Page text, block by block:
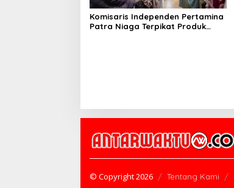
Komisaris Independen Pertamina
Patra Niaga Terpikat Produk
© Copyright 2026 Tentang Kami